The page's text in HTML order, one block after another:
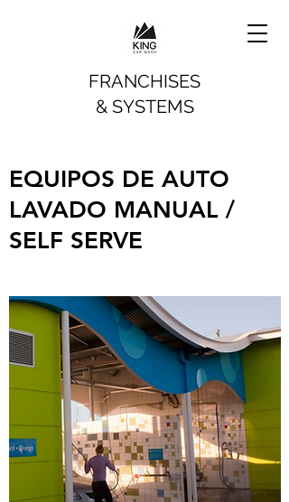
FRANCHISES
& SYSTEMS
EQUIPOS DE AUTO
LAVADO MANUAL /
SELF SERVE